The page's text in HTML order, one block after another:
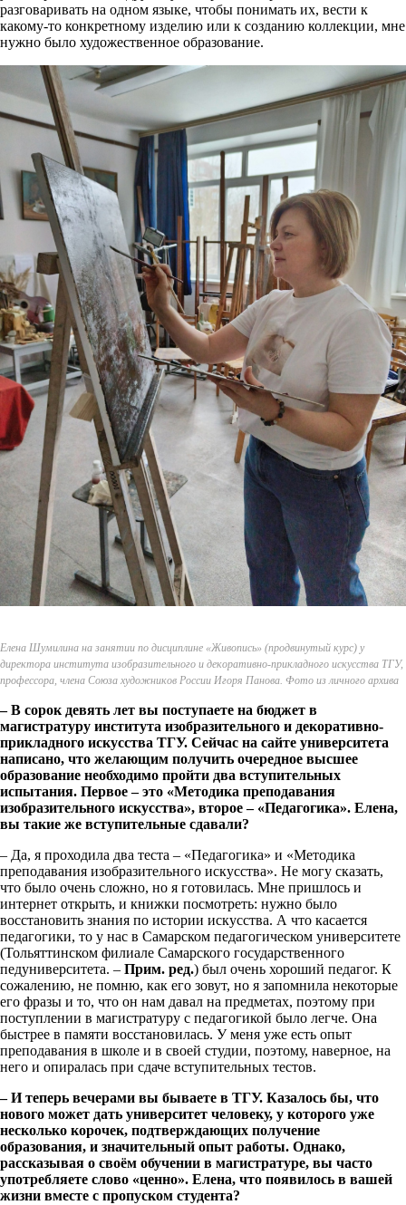
разговаривать на одном языке, чтобы понимать их, вести к
какому-то конкретному изделию или к созданию коллекции, мне
нужно было художественное образование.
Елена Шумилина на занятии по дисциплине «Живопись» (продвинутый курс) у
директора института изобразительного и декоративно-прикладного искусства ТГУ,
профессора, члена Союза художников России Игоря Панова. Фото из личного архива
– В сорок девять лет вы поступаете на бюджет в
магистратуру института изобразительного и декоративно-
прикладного искусства ТГУ. Сейчас на сайте университета
написано, что желающим получить очередное высшее
образование необходимо пройти два вступительных
испытания. Первое – это «Методика преподавания
изобразительного искусства», второе – «Педагогика». Елена,
вы такие же вступительные сдавали?
– Да, я проходила два теста – «Педагогика» и «Методика
преподавания изобразительного искусства». Не могу сказать,
что было очень сложно, но я готовилась. Мне пришлось и
интернет открыть, и книжки посмотреть: нужно было
восстановить знания по истории искусства. А что касается
педагогики, то у нас в Самарском педагогическом университете
(Тольяттинском филиале Самарского государственного
педуниверситета. – Прим. ред.) был очень хороший педагог. К
сожалению, не помню, как его зовут, но я запомнила некоторые
его фразы и то, что он нам давал на предметах, поэтому при
поступлении в магистратуру с педагогикой было легче. Она
быстрее в памяти восстановилась. У меня уже есть опыт
преподавания в школе и в своей студии, поэтому, наверное, на
него и опиралась при сдаче вступительных тестов.
– И теперь вечерами вы бываете в ТГУ. Казалось бы, что
нового может дать университет человеку, у которого уже
несколько корочек, подтверждающих получение
образования, и значительный опыт работы. Однако,
рассказывая о своём обучении в магистратуре, вы часто
употребляете слово «ценно». Елена, что появилось в вашей
жизни вместе с пропуском студента?